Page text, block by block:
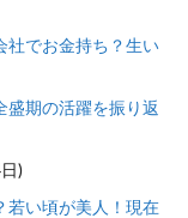
社でお金持ち？生い
盛期の活躍を振り返
)
若い頃が美人！現在